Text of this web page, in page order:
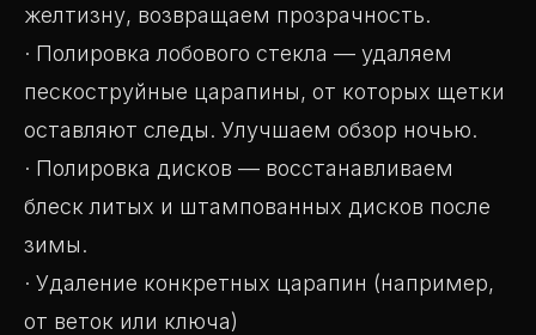
желтизну, возвращаем прозрачность.
· Полировка лобового стекла — удаляем
пескоструйные царапины, от которых щетки
оставляют следы. Улучшаем обзор ночью.
· Полировка дисков — восстанавливаем
блеск литых и штампованных дисков после
зимы.
· Удаление конкретных царапин (например,
от веток или ключа)